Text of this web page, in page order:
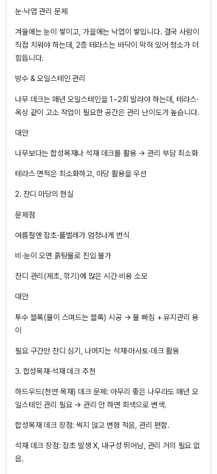
눈·낙엽 관리 문제
겨울에는 눈이 쌓이고, 가을에는 낙엽이 쌓입니다. 결국 사람이
직접 치워야 하는데, 2층 테라스는 바닥이 막혀 있어 청소가 더
힘듭니다.
방수 & 오일스테인 관리
나무 데크는 매년 오일스테인을 1~2회 발라야 하는데, 테라스·
옥상 같이 고소 작업이 필요한 공간은 관리 난이도가 높습니다.
대안
나무보다는 합성목재나 석재 데크를 활용 → 관리 부담 최소화
테라스 면적은 최소화하고, 마당 활용을 우선
2. 잔디 마당의 현실
문제점
여름철엔 잡초·풀벌레가 엄청나게 번식
비·눈이 오면 흙탕물로 진입 불가
잔디 관리(제초, 깎기)에 많은 시간·비용 소모
대안
투수 블록(물이 스며드는 블록) 시공 → 물 빠짐 + 유지관리 용
이
필요 구간만 잔디 심기, 나머지는 석재·마사토·데크 활용
3. 합성목재·석재 데크 추천
하드우드(천연 목재) 데크 문제: 아무리 좋은 나무라도 매년 오
일스테인 관리 필요 → 관리 안 하면 회색으로 변색.
합성목재 데크 장점: 썩지 않고 변형 적음, 관리 편함.
석재 데크 장점: 잡초 발생 X, 내구성 뛰어남, 관리 거의 필요 없
음.